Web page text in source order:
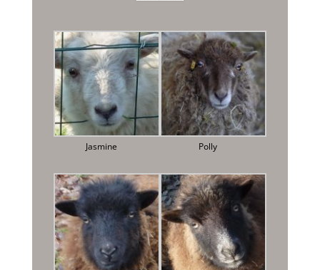
Jasmine Polly